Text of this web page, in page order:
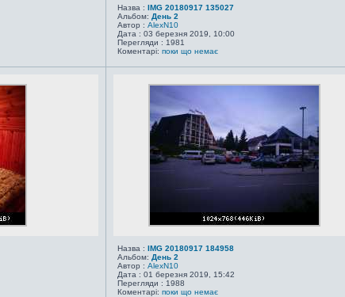
Назва : IMG 20180917 135027
Альбом: День 2
Автор : AlexN10
Дата : 03 березня 2019, 10:00
Перегляди : 1981
Коментарі: поки що немає
Назва : IMG 20180917 184958
Альбом: День 2
Автор : AlexN10
Дата : 01 березня 2019, 15:42
Перегляди : 1988
Коментарі: поки що немає